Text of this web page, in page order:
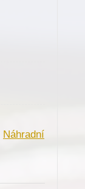
Náhradní